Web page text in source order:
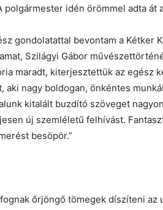
polgármester idén örömmel adta
gondolatattal bevontam a Kétker
Szilágyi Gábor
maradt, kiterjesztettük az egész
aki nagy boldogan, önkéntes
kitalált buzdító szöveget
új szemléletű felhívást.
besöpör.”
őrjöngő tömegek díszíteni az